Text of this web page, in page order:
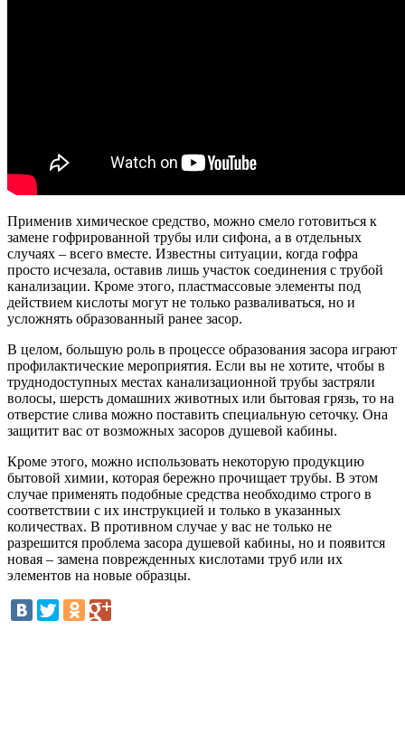
Применив химическое средство, можно смело готовиться к
замене гофрированной трубы или сифона, а в отдельных
случаях – всего вместе. Известны ситуации, когда гофра
просто исчезала, оставив лишь участок соединения с трубой
канализации. Кроме этого, пластмассовые элементы под
действием кислоты могут не только разваливаться, но и
усложнять образованный ранее засор.
В целом, большую роль в процессе образования засора играют
профилактические мероприятия. Если вы не хотите, чтобы в
труднодоступных местах канализационной трубы застряли
волосы, шерсть домашних животных или бытовая грязь, то на
отверстие слива можно поставить специальную сеточку. Она
защитит вас от возможных засоров душевой кабины.
Кроме этого, можно использовать некоторую продукцию
бытовой химии, которая бережно прочищает трубы. В этом
случае применять подобные средства необходимо строго в
соответствии с их инструкцией и только в указанных
количествах. В противном случае у вас не только не
разрешится проблема засора душевой кабины, но и появится
новая – замена поврежденных кислотами труб или их
элементов на новые образцы.